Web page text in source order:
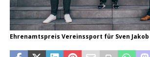
Ehrenamtspreis Vereinssport für Sven Jakob